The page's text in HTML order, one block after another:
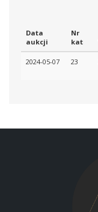
Data
aukcji
Nr
kat
2024-05-07 23